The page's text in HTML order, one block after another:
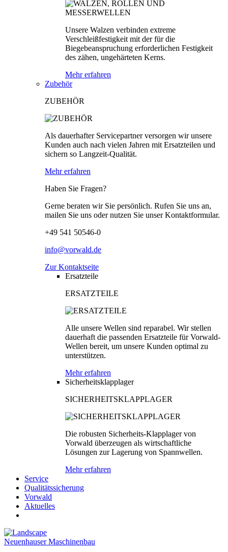
Unsere Walzen verbinden extreme
Verschleißfestigkeit mit der für die
Biegebeanspruchung erforderlichen Festigkeit
des zähen, ungehärteten Kerns.
Mehr erfahren
Zubehör
ZUBEHÖR
Als dauerhafter Servicepartner versorgen wir unsere
Kunden auch nach vielen Jahren mit Ersatzteilen und
sichern so Langzeit-Qualität.
Mehr erfahren
Haben Sie Fragen?
Gerne beraten wir Sie persönlich. Rufen Sie uns an,
mailen Sie uns oder nutzen Sie unser Kontaktformular.
+49 541 50546-0
info@vorwald.de
Zur Kontaktseite
Ersatzteile
ERSATZTEILE
Alle unsere Wellen sind reparabel. Wir stellen
dauerhaft die passenden Ersatzteile für Vorwald-
Wellen bereit, um unsere Kunden optimal zu
unterstützen.
Mehr erfahren
Sicherheitsklapplager
SICHERHEITSKLAPPLAGER
Die robusten Sicherheits-Klapplager von
Vorwald überzeugen als wirtschaftliche
Lösungen zur Lagerung von Spannwellen.
Mehr erfahren
Service
Qualitätssicherung
Vorwald
Aktuelles
Neuenhauser Maschinenbau